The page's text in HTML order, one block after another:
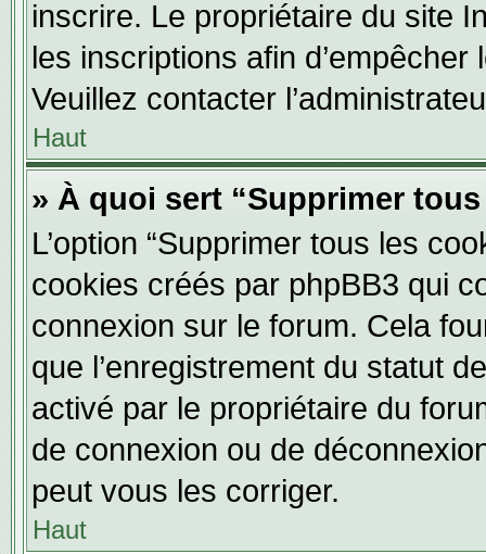
inscrire. Le propriétaire du site
les inscriptions afin
Veuillez contacter
Haut
» À quoi sert “Supprimer
L’option “Supprimer tous les
cookies créés par phpBB3 qui
connexion sur le forum. Cela
que l’enregistrement du statut
activé par le propriétaire du
de connexion ou de
peut vous les corriger.
Haut